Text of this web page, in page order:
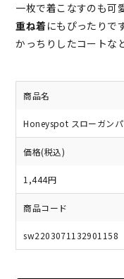
一枚で着こなすのも可
重ね着にもぴったりです
かっちりしたコートな
商品名
Honeyspot スローガン
価格(税込)
1,444円
商品コード
sw2203071132901158